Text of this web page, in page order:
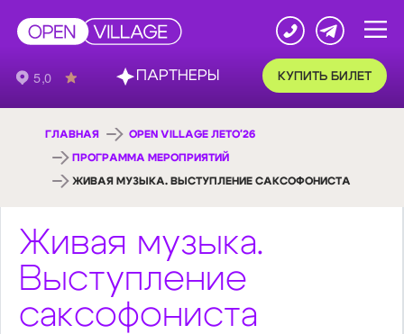
КУПИТЬ БИЛЕТ
ГЛАВНАЯ OPEN VILLAGE ЛЕТО'26
ПРОГРАММА МЕРОПРИЯТИЙ
ЖИВАЯ МУЗЫКА. ВЫСТУПЛЕНИЕ САКСОФОНИСТА
Живая музыка.
Выступление
саксофониста